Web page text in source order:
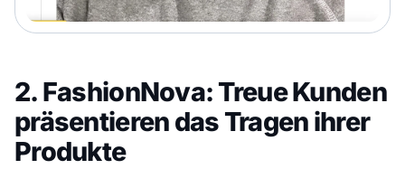
2. FashionNova: Treue Kunden
präsentieren das Tragen ihrer
Produkte